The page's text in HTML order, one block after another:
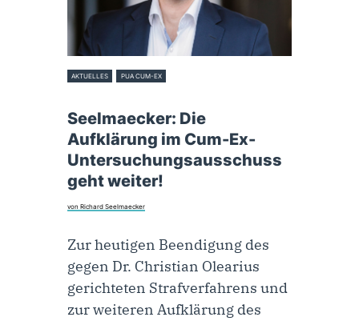
AKTUELLES PUA CUM-EX
Seelmaecker: Die
Aufklärung im Cum-Ex-
Untersuchungsausschuss
geht weiter!
von Richard Seelmaecker
Zur heutigen Beendigung des
gegen Dr. Christian Olearius
gerichteten Strafverfahrens und
zur weiteren Aufklärung des